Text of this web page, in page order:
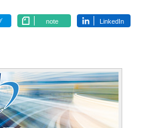
note LinkedIn